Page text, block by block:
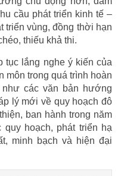
cầu phát triển kinh tế –
triển vùng, đồng thời hạn
thiếu khả thi.
tục lắng nghe ý kiến của
trong quá trình hoàn
các văn bản hướng
lý mới về quy hoạch đô
ban hành trong năm
quy hoạch, phát triển hạ
minh bạch và hiện đại